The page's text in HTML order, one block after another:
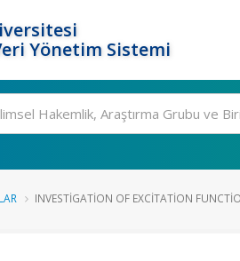
Yönetim Sistemi
INVESTIGATION OF EXCITATION